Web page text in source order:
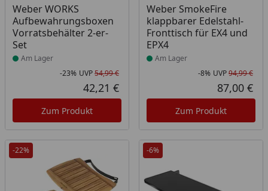
Weber WORKS
Aufbewahrungsboxen
Vorratsbehälter 2-er-
Set
Produkt am Lager
Am Lager
Rabatt in Prozent
-23%
Ursprünglicher Preis
UVP54,99 €
Aktueller Preis
42,21 €
Zum Produkt
Weber SmokeFire
klappbarer Edelstahl-
Fronttisch für EX4 und
EPX4
Produkt am Lager
Am Lager
-8% UVP94,99 €
87,00 €
Zum Produkt
-22% -6%